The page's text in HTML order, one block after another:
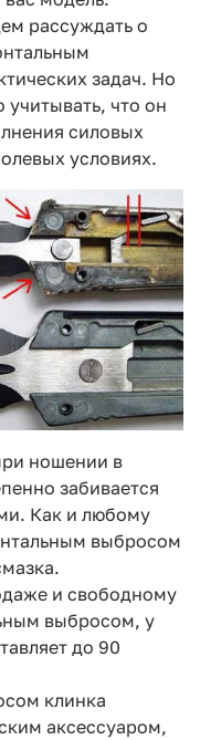
рассуждать о
задач. Но
что он
силовых
условиях.
ношении в
забивается
Как и любому
выбросом
и свободному
выбросом, у
до 90
клинка
аксессуаром,